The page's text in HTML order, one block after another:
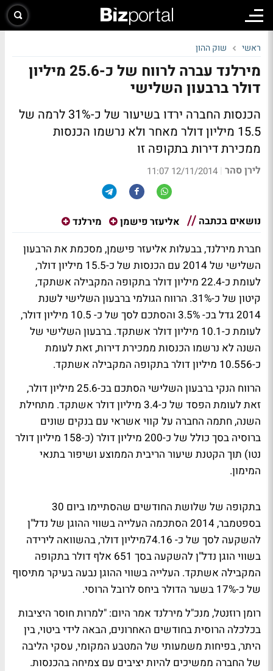
ראשי שוק ההון
מירלנד עברה לרווח של כ-25.6 מיליון
דולר ברבעון השלישי
הכנסות החברה ירדו בשיעור של כ-31% לרמה של
15.5 מיליון דולר מאחר ולא נרשמו הכנסות
ממכירת דירות בתקופה זו
לירן סהר |
12/11/2014 11:07
נושאים בכתבה אליעזר פישמן מירלנד
חברת מירלנד, בבעלות אליעזר פישמן, מסכמת את הרבעון
השלישי של 2014 עם הכנסות של כ-15.5 מיליון דולר,
לעומת כ-22.4 מיליון דולר בתקופה המקבילה אשתקד,
קיטון של כ-31%. הרווח הגולמי ברבעון השלישי לשנת
2014 גדל בכ- 3.5% והסתכם לסך של כ- 10.5 מיליון דולר,
לעומת כ-10.1 מיליון דולר אשתקד. ברבעון השלישי של
השנה לא נרשמו הכנסות ממכירת דירות, זאת לעומת
כ-10.556 מיליון דולר בתקופה המקבילה אשתקד.
הרווח הנקי ברבעון השלישי הסתכם בכ-25.6 מיליון דולר,
זאת לעומת הפסד של כ-3.4 מיליון דולר אשתקד. מתחילת
השנה, חתמה החברה על קווי אשראי עם בנקים שונים
ברוסיה בסך כולל של כ-200 מיליון דולר (כ-158 מיליון דולר
נטו) תוך הקטנת שיעור הריבית הממוצע ושיפור בתנאי
המימון.
בתקופה של שלושת החודשים שהסתיימו ביום 30
בספטמבר, 2014 הסתכמה העלייה בשווי ההוגן של נדל"ן
להשקעה לסך של כ- 74.16מיליון דולר, בהשוואה לירידה
בשווי הוגן נדל"ן להשקעה בסך 651 אלף דולר בתקופה
המקבילה אשתקד. העלייה בשווי ההוגן נבעה בעיקר מתיסוף
של כ-17% בשער הדולר ביחס לרובל הרוסי.
רומן רוזנטל, מנכ"ל מירלנד אמר היום: "למרות חוסר היציבות
בכלכלה הרוסית בחודשים האחרונים, הבאה לידי ביטוי, בין
היתר, בפיחות משמעותי של המטבע המקומי, עסקי הליבה
של החברה ממשיכים להיות יציבים עם צמיחה בהכנסות.